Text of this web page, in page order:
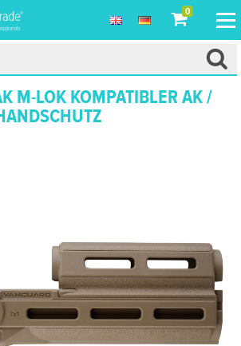
0
M-LOK KOMPATIBLER AK /